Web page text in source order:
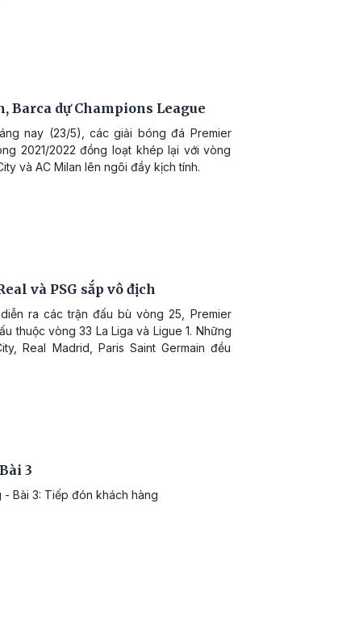
Barca dự Champions League
nay (23/5), các giải bóng đá Premier
2021/2022 đồng loạt khép lại với vòng
và AC Milan lên ngôi đầy kịch tính.
và PSG sắp vô địch
ra các trận đấu bù vòng 25, Premier
thuộc vòng 33 La Liga và Ligue 1. Những
Real Madrid, Paris Saint Germain đều
3
Bài 3: Tiếp đón khách hàng